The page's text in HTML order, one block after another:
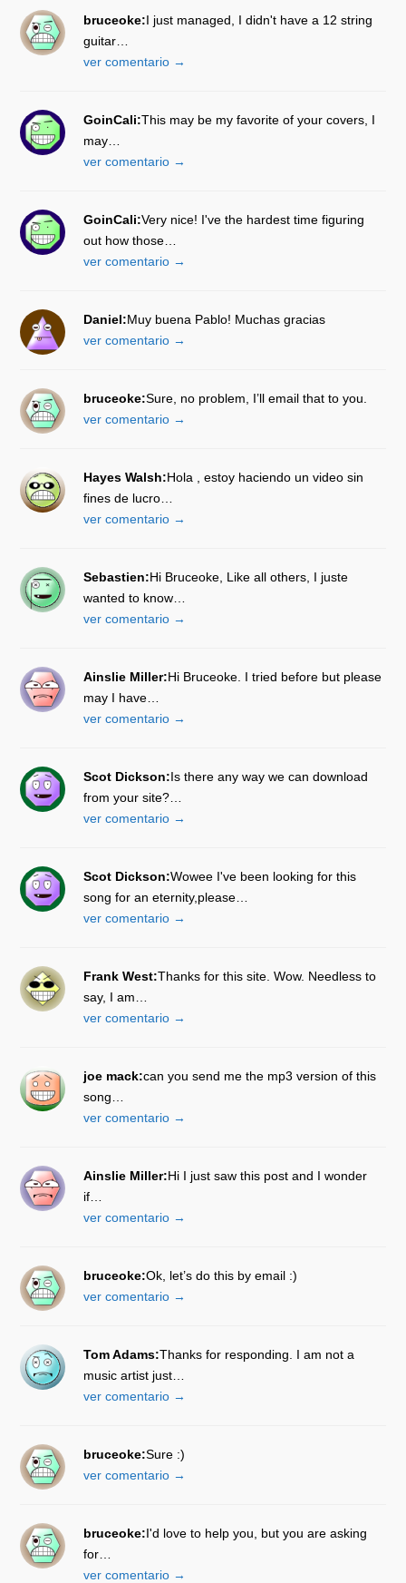
bruceoke:I just managed, I didn't have a 12 string
guitar…
ver comentario →
GoinCali:This may be my favorite of your covers, I
may…
ver comentario →
GoinCali:Very nice! I've the hardest time figuring
out how those…
ver comentario →
Daniel:Muy buena Pablo! Muchas gracias
ver comentario →
bruceoke:Sure, no problem, I’ll email that to you.
ver comentario →
Hayes Walsh:Hola , estoy haciendo un video sin
fines de lucro…
ver comentario →
Sebastien:Hi Bruceoke, Like all others, I juste
wanted to know…
ver comentario →
Ainslie Miller:Hi Bruceoke. I tried before but please
may I have…
ver comentario →
Scot Dickson:Is there any way we can download
from your site?…
ver comentario →
Scot Dickson:Wowee I've been looking for this
song for an eternity,please…
ver comentario →
Frank West:Thanks for this site. Wow. Needless to
say, I am…
ver comentario →
joe mack:can you send me the mp3 version of this
song…
ver comentario →
Ainslie Miller:Hi I just saw this post and I wonder
if…
ver comentario →
bruceoke:Ok, let’s do this by email :)
ver comentario →
Tom Adams:Thanks for responding. I am not a
music artist just…
ver comentario →
bruceoke:Sure :)
ver comentario →
bruceoke:I'd love to help you, but you are asking
for…
ver comentario →